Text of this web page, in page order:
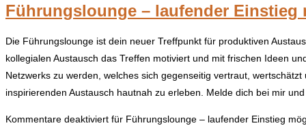
Führungslounge – laufender Einstieg
Die Führungslounge ist dein neuer Treffpunkt für produktiven
kollegialen Austausch das Treffen motiviert und mit frischen Ideen
Netzwerks zu werden, welches sich gegenseitig vertraut,
inspirierenden Austausch hautnah zu erleben. Melde dich bei mir
Kommentare deaktiviert für Führungslounge – laufender Einstieg